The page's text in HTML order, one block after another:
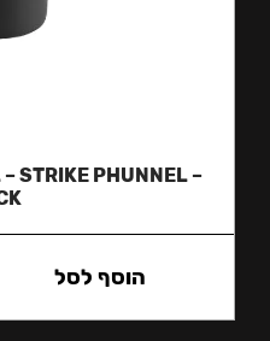
STRIKE PHUNNEL –
הוסף לסל